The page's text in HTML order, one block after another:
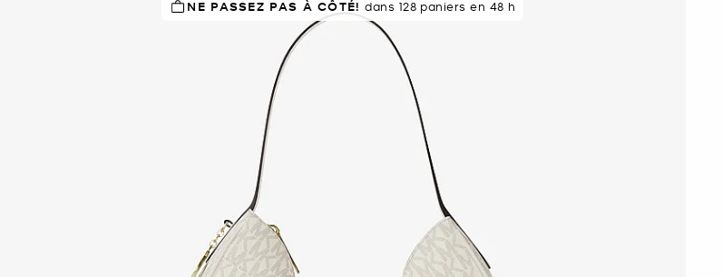
À SUCCÈS!Classé 5 étoiles par 89 % des clients
NE PASSEZ PAS À CÔTÉ! dans 128 paniers en 48 h